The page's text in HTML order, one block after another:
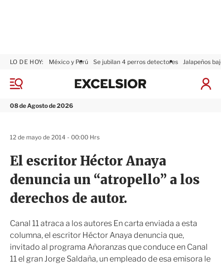
M
n
08 de Agosto de 2026
LO DE HOY: México y Perú Se jubilan 4 perros detectores Jalapeños
I
x
El escritor Héctor Anaya
denuncia un “atropello” a los
derechos de autor.
Canal 11 atraca a los autores En carta enviada a esta
columna, el escritor Héctor Anaya denuncia que,
invitado al programa Añoranzas que conduce en Canal
11 el gran Jorge Saldaña, un empleado de esa emisora le
12 de mayo de 2014 - 00:00 Hrs